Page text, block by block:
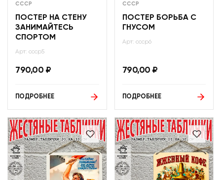
СССР
ПОСТЕР НА СТЕНУ
ЗАНИМАЙТЕСЬ
СПОРТОМ
Арт: ссср5
790,00 ₽
ПОДРОБНЕЕ
СССР
ПОСТЕР БОРЬБА С
ГНУСОМ
Арт: ссср6
790,00 ₽
ПОДРОБНЕЕ